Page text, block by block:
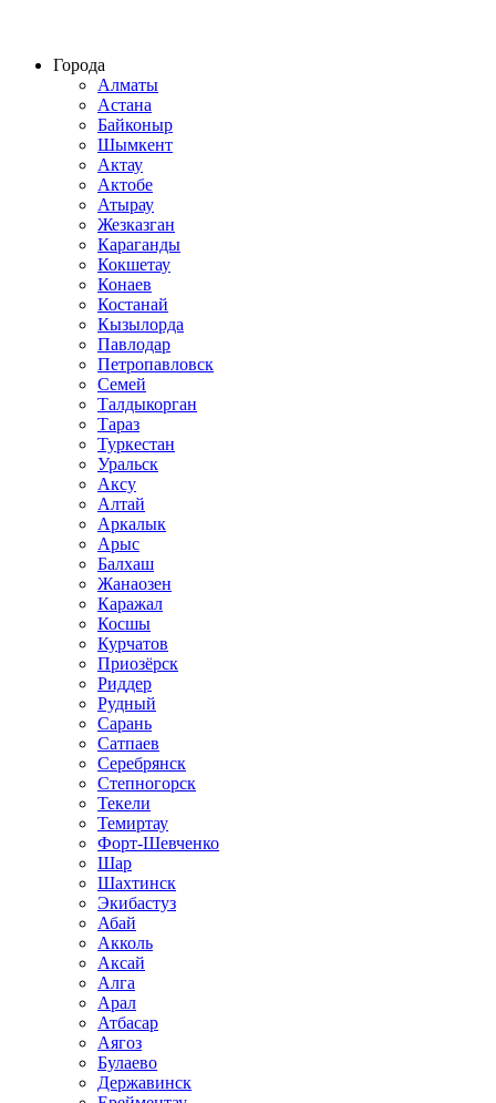
Города
Алматы
Астана
Байконыр
Шымкент
Актау
Актобе
Атырау
Жезказган
Караганды
Кокшетау
Конаев
Костанай
Кызылорда
Павлодар
Петропавловск
Семей
Талдыкорган
Тараз
Туркестан
Уральск
Аксу
Алтай
Аркалык
Арыс
Балхаш
Жанаозен
Каражал
Косшы
Курчатов
Приозёрск
Риддер
Рудный
Сарань
Сатпаев
Серебрянск
Степногорск
Текели
Темиртау
Форт-Шевченко
Шар
Шахтинск
Экибастуз
Абай
Акколь
Аксай
Алга
Арал
Атбасар
Аягоз
Булаево
Державинск